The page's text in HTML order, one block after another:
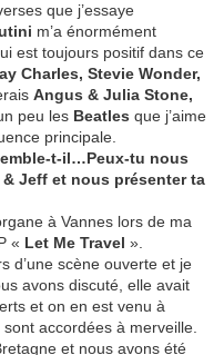
que j’essaye
m’a énormément
est toujours positif dans ce
Charles, Stevie Wonder,
Angus & Julia Stone,
peu les Beatles que j’aime
principale.
t-il…Peux-tu nous
Jeff et nous présenter ta
à Vannes lors de ma
« Let Me Travel ».
d’une scène ouverte et je
avons discuté, elle avait
et on en est venu à
accordées à merveille.
et nous avons été